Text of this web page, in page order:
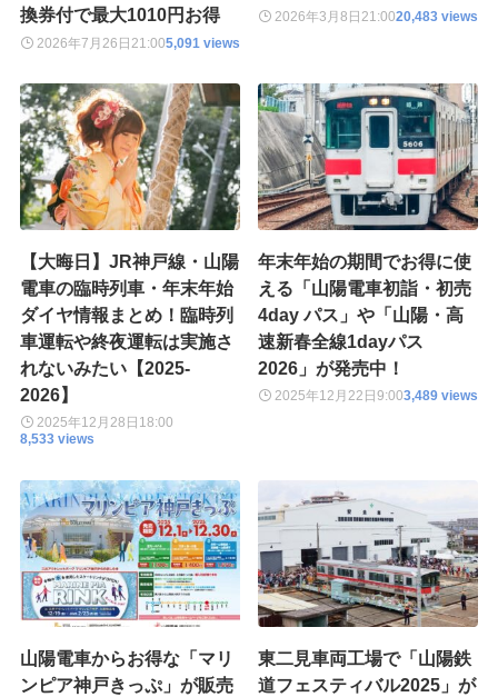
換券付で最大1010円お得
2026年7月26日 21:005,091 views
2026年3月8日 21:0020,483 views
【大晦日】JR神戸線・山陽
電車の臨時列車・年末年始
ダイヤ情報まとめ！臨時列
車運転や終夜運転は実施さ
れないみたい【2025-
2026】
2025年12月28日 18:00
8,533 views
年末年始の期間でお得に使
える「山陽電車初詣・初売
4day パス」や「山陽・高
速新春全線1dayパス
2026」が発売中！
2025年12月22日9:003,489 views
山陽電車からお得な「マリ
ンピア神戸きっぷ」が販売
東二見車両工場で「山陽鉄
道フェスティバル2025」が